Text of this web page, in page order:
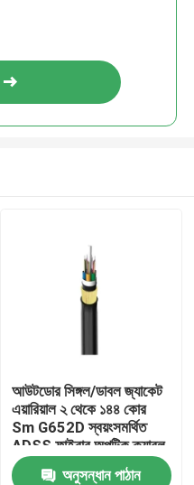
আউটডোর সিঙ্গল/ডাবল জ্যাকেট
এয়ারিয়াল ২ থেকে ১৪৪ কোর
Sm G652D স্বয়ংসমর্থিত
ADSS ফাইবার অপটিক ক্যাবল
অনুসন্ধান পাঠান